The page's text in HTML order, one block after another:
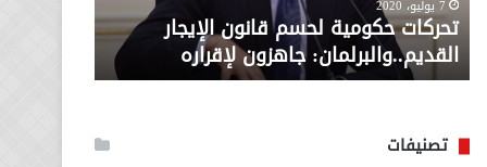
لإقراره
7 يوليو، 2020
تحركات حكومية لحسم قانون الإيجار
القديم..والبرلمان: جاهزون لإقراره
من
وزارة
الاجتماعي
تصنيفات